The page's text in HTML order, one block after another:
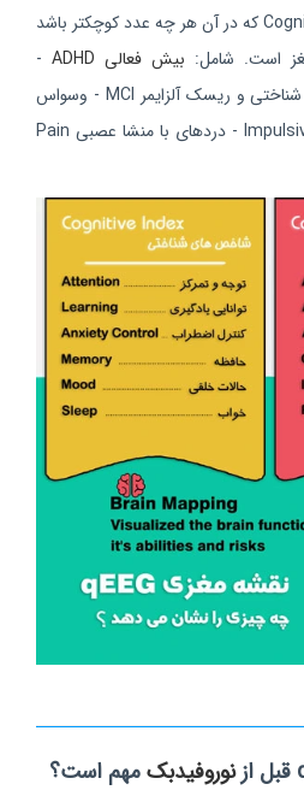
- ریسک شناختی یا Cognitive Risk که در آن هر چه عدد کوچکتر باشد
است. شامل: بیش فعالی ADHD
-
اوتیسم ASD - اختلال خفیف شناختی و ریسک آلزایمر MCI - وسواس
اجباری OCD - تکانشگری Impulsivity - دردهای با منشا عصبی Pain
نوروفیدبکمهم است؟